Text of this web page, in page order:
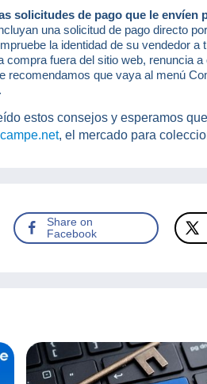
solicitudes de pago que le envíen
una solicitud de pago directo
la identidad de su vendedor
compra fuera del sitio web, renuncia
recomendamos que vaya al menú
estos consejos y esperamos
, el mercado para
Share on
Facebook